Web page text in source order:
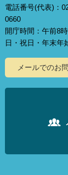
電話番号(代表)：
0660
開庁時間：午前8
日・祝日・年末年
メールでのお